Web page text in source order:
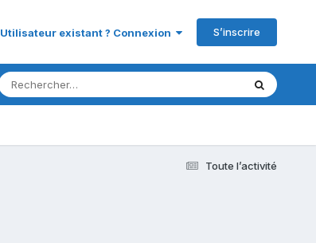
Utilisateur existant ? Connexion S’inscrire
Toute l’activité